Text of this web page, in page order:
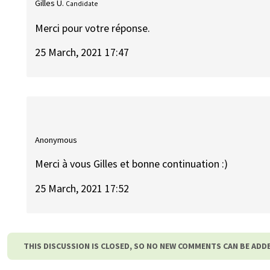
Gilles U. Candidate
Merci pour votre réponse.
25 March, 2021 17:47
Anonymous
Merci à vous Gilles et bonne continuation :)
25 March, 2021 17:52
THIS DISCUSSION IS CLOSED, SO NO NEW COMMENTS CAN BE